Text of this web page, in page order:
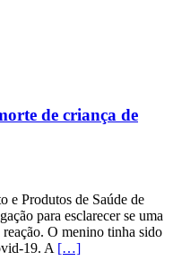
de criança de
e Produtos de Saúde de
para esclarecer se uma
O menino tinha sido
19. A […]